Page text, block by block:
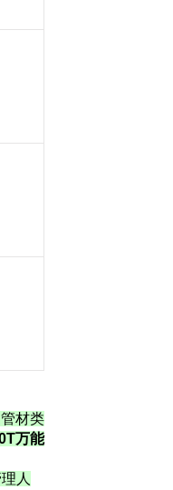
材类
万能
人